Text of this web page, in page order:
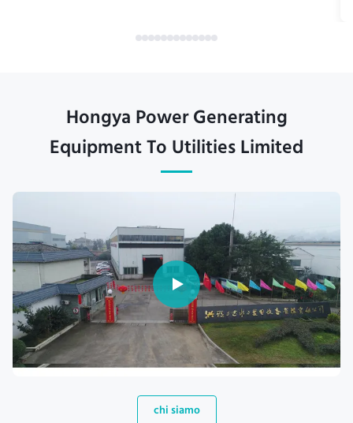
Hongya Power Generating
Equipment To Utilities Limited
chi siamo